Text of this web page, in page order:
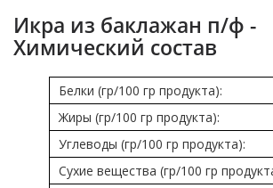
Икра из баклажан п/ф -
Химический состав
Белки (гр/100 гр продукта):
Жиры (гр/100 гр продукта):
Углеводы (гр/100 гр продукта):
Сухие вещества (гр/100 гр